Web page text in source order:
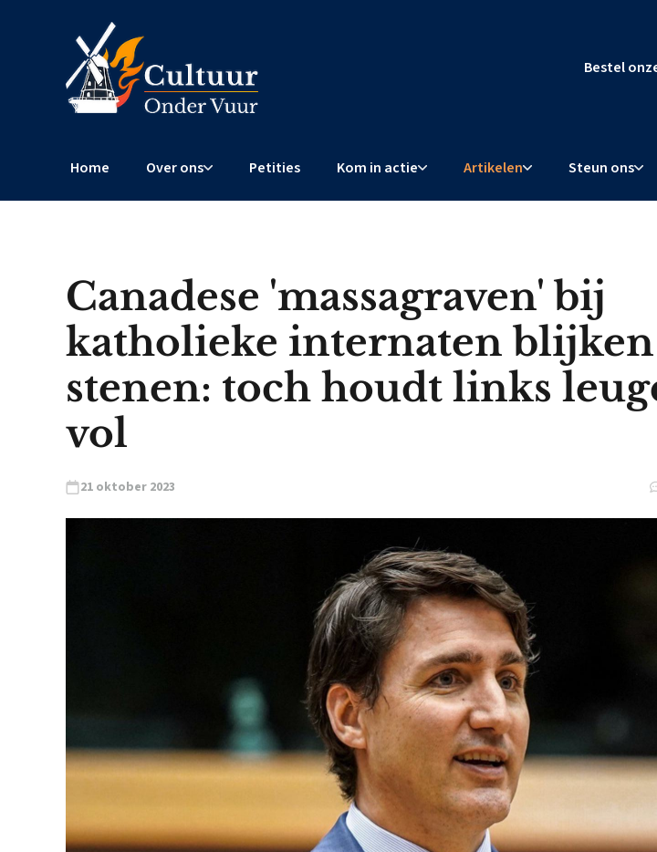
Bestel
Home Over ons Petities Kom in actie Artikelen Steun ons
Canadese 'massagraven' bij
katholieke internaten blijken
stenen: toch houdt links
vol
21 oktober 2023